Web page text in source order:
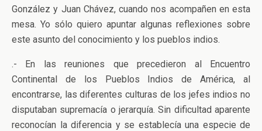
González y Juan Chávez, cuando nos acompañen en esta
mesa. Yo sólo quiero apuntar algunas reflexiones sobre
este asunto del conocimiento y los pueblos indios.
.- En las reuniones que precedieron al Encuentro
Continental de los Pueblos Indios de América, al
encontrarse, las diferentes culturas de los jefes indios no
disputaban supremacía o jerarquía. Sin dificultad aparente
reconocían la diferencia y se establecía una especie de